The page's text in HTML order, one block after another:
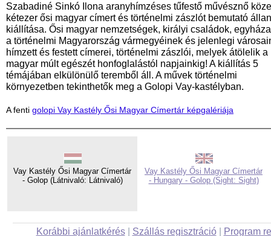
Szabadiné Sinkó Ilona aranyhímzéses tűfestő művésznő
kétezer ősi magyar címert és történelmi zászlót bemutató
kiállítása. Ősi magyar nemzetségek, királyi családok,
a történelmi Magyarország vármegyéinek és jelenlegi
hímzett és festett címerei, történelmi zászlói, melyek átölelik a
magyar múlt egészét honfoglalástól napjainkig! A kiállítás 5
témájában elkülönülő teremből áll. A művek történelmi
környezetben tekinthetők meg a Golopi Vay-kastélyban.
A fenti golopi Vay Kastély Ősi Magyar Címertár képgalériája
Vay Kastély Ősi Magyar Címertár
- Golop (Látnivaló: Látnivaló)
Vay Kastély Ősi Magyar Címertár
- Hungary - Golop (Sight: Sight)
Korábbi ajánlatkérés| Szállás regisztráció| Program